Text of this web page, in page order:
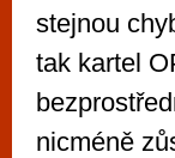
stejnou
tak kartel
nicméně